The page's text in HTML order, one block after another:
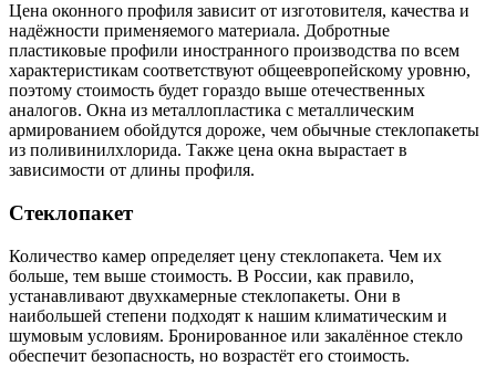
Цена оконного профиля зависит от изготовителя, качества и
надёжности применяемого материала. Добротные
пластиковые профили иностранного производства по всем
характеристикам соответствуют общеевропейскому уровню,
поэтому стоимость будет гораздо выше отечественных
аналогов. Окна из металлопластика с металлическим
армированием обойдутся дороже, чем обычные стеклопакеты
из поливинилхлорида. Также цена окна вырастает в
зависимости от длины профиля.
Стеклопакет
Количество камер определяет цену стеклопакета. Чем их
больше, тем выше стоимость. В России, как правило,
устанавливают двухкамерные стеклопакеты. Они в
наибольшей степени подходят к нашим климатическим и
шумовым условиям. Бронированное или закалённое стекло
обеспечит безопасность, но возрастёт его стоимость.